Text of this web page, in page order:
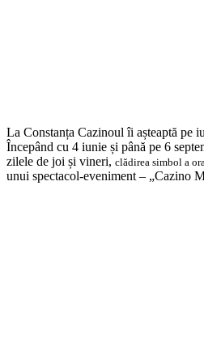
La Constanța Cazinoul îi așteaptă pe
Începând cu 4 iunie și până pe 6
zilele de joi și vineri, clădirea simbol a
unui spectacol-eveniment – „Cazino